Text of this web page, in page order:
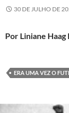
30 DE JULHO DE
Por Liniane Haag
ERA UMA VEZ O